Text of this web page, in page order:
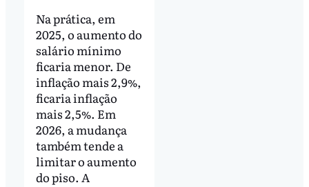
Na prática, em
2025, o aumento do
salário mínimo
ficaria menor. De
inflação mais 2,9%,
ficaria inflação
mais 2,5%. Em
2026, a mudança
também tende a
limitar o aumento
do piso. A